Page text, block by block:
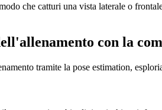
che catturi una vista laterale o
con la
tramite la pose estimation,